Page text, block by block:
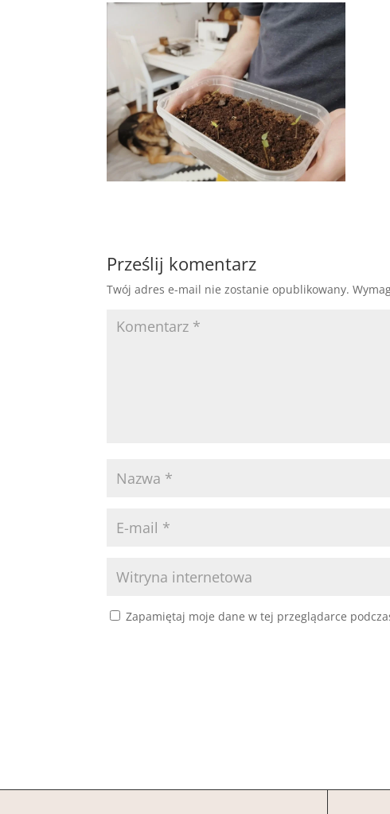
Prześlij komentarz
Twój adres e-mail nie zostanie opublikowany.
Zapamiętaj moje dane w tej przeglądarce